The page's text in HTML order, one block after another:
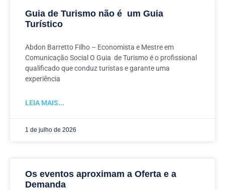
Guia de Turismo não é um Guia
Turístico
Abdon Barretto Filho – Economista e Mestre em
Comunicação Social O Guia de Turismo é o profissional
qualificado que conduz turistas e garante uma
experiência
LEIA MAIS...
1 de julho de 2026
Os eventos aproximam a Oferta e a
Demanda